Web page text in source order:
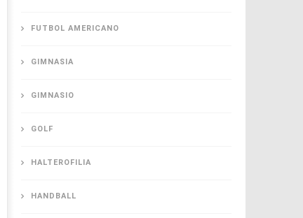
FUTBOL AMERICANO
GIMNASIA
GIMNASIO
GOLF
HALTEROFILIA
HANDBALL